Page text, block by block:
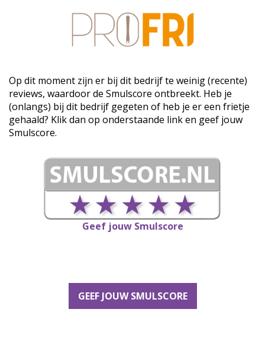
Op dit moment zijn er bij dit bedrijf te weinig (recente)
reviews, waardoor de Smulscore ontbreekt. Heb je
(onlangs) bij dit bedrijf gegeten of heb je er een frietje
gehaald? Klik dan op onderstaande link en geef jouw
Smulscore.
Geef jouw Smulscore
GEEF JOUW SMULSCORE